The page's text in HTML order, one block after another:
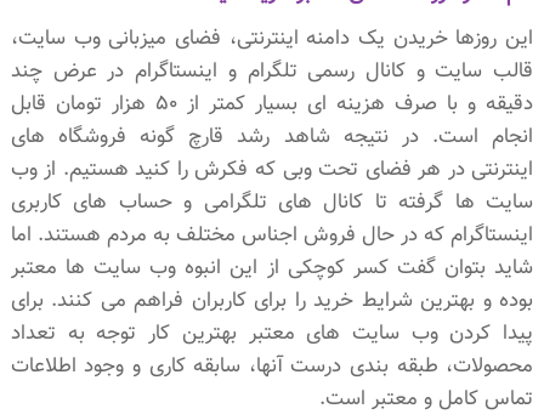
این روزها خریدن یک دامنه اینترنتی، فضای میزبانی وب سایت،
قالب سایت و کانال رسمی تلگرام و اینستاگرام در عرض چند
دقیقه و با صرف هزینه ای بسیار کمتر از 50 هزار تومان قابل
انجام است. در نتیجه شاهد رشد قارچ گونه فروشگاه های
اینترنتی در هر فضای تحت وبی که فکرش را کنید هستیم. از وب
سایت ها گرفته تا کانال های تلگرامی و حساب های کاربری
اینستاگرام که در حال فروش اجناس مختلف به مردم هستند. اما
شاید بتوان گفت کسر کوچکی از این انبوه وب سایت ها معتبر
بوده و بهترین شرایط خرید را برای کاربران فراهم می کنند. برای
پیدا کردن وب سایت های معتبر بهترین کار توجه به تعداد
محصولات، طبقه بندی درست آنها، سابقه کاری و وجود اطلاعات
تماس کامل و معتبر است.